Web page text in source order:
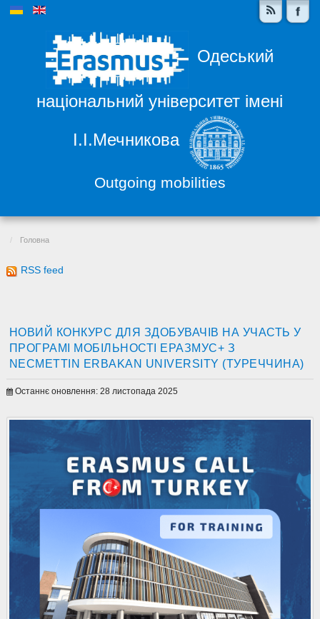
Одеський
національний університет імені
І.І.Мечникова
Outgoing mobilities
Головна
RSS feed
НОВИЙ КОНКУРС ДЛЯ ЗДОБУВАЧІВ НА УЧАСТЬ У
ПРОГРАМІ МОБІЛЬНОСТІ ЕРАЗМУС+ З
NECMETTIN ERBAKAN UNIVERSITY (ТУРЕЧЧИНА)
Останнє оновлення: 28 листопада 2025